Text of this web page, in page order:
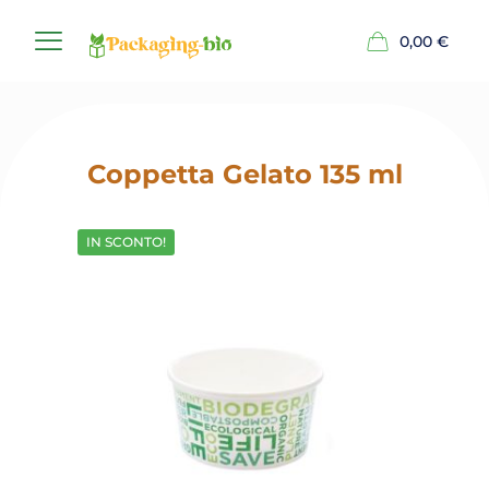
0,00 €
Coppetta Gelato 135 ml
IN SCONTO!